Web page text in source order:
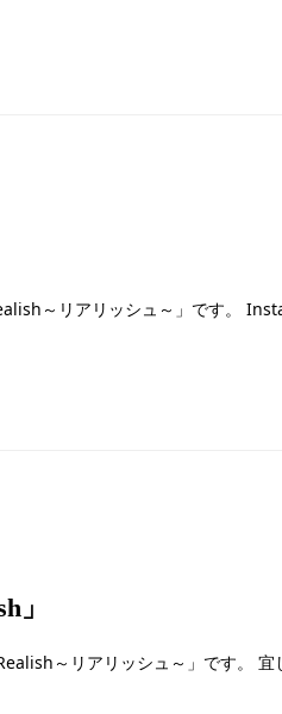
～リアリッシュ～」です。
」
～リアリッシュ～」です。 宜